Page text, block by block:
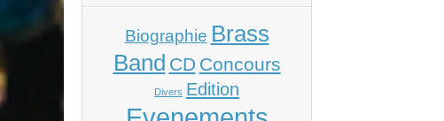
Biographie Brass
Band CD Concours
Divers Edition